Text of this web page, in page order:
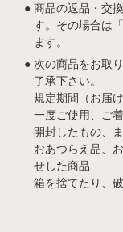
商品の返品・交
す。その場合は
ます。
次の商品をお取
了承下さい。
規定期間（お届
一度ご使用、ご
開封したもの、
おあつらえ品、
せした商品
箱を捨てたり、